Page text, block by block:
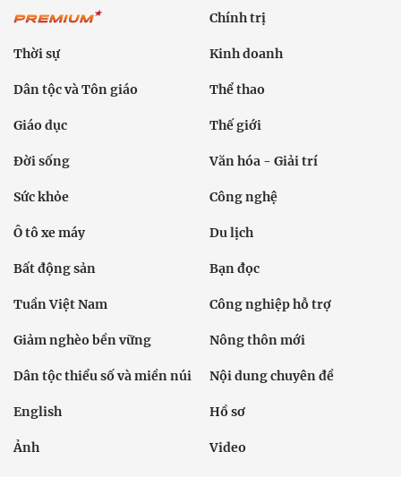
Chính trị
Thời sự Kinh doanh
Dân tộc và Tôn giáo Thể thao
Giáo dục Thế giới
Đời sống Văn hóa - Giải trí
Sức khỏe Công nghệ
Ô tô xe máy Du lịch
Bất động sản Bạn đọc
Tuần Việt Nam Công nghiệp hỗ trợ
Giảm nghèo bền vững Nông thôn mới
Dân tộc thiểu số và miền núi Nội dung chuyên đề
English Hồ sơ
Ảnh Video